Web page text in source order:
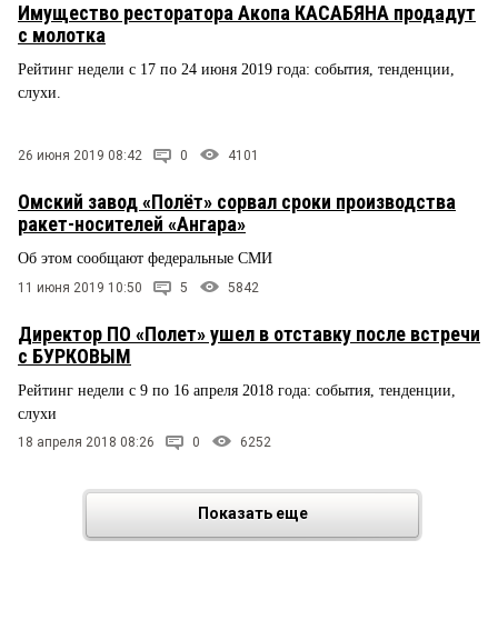
Имущество ресторатора Акопа КАСАБЯНА продадут
с молотка
Рейтинг недели с 17 по 24 июня 2019 года: события, тенденции,
слухи.
26 июня 2019 08:42 0 4101
Омский завод «Полёт» сорвал сроки производства
ракет-носителей «Ангара»
Об этом сообщают федеральные СМИ
11 июня 2019 10:50 5 5842
Директор ПО «Полет» ушел в отставку после встречи
с БУРКОВЫМ
Рейтинг недели с 9 по 16 апреля 2018 года: события, тенденции,
слухи
18 апреля 2018 08:26 0 6252
Показать еще